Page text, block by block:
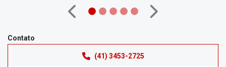
Anterior Próximo
Contato
(41) 3453-2725